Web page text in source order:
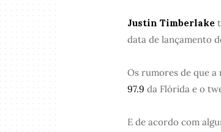
Justin Timberlake
data de lançamento
Os rumores de que a
97.9 da Flórida e o
E de acordo com